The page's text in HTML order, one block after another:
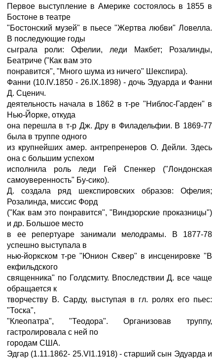
Первое выступление в Америке состоялось в 1855 в
Бостоне в театре
"Бостонский музей" в пьесе "Жертва любви" Ловелла.
В последующие годы
сыграла роли: Офелии, леди Макбет; Розалинды,
Беатриче ("Как вам это
понравится", "Много шума из ничего" Шекспира).
Фанни (10.IV.1850 - 26.IX.1898) - дочь Эдуарда и Фанни
Д. Сценич.
деятельность начала в 1862 в т-ре "Ниблос-Гарден" в
Нью-Йорке, откуда
она перешла в т-р Дж. Дру в Филадельфии. В 1869-77
была в труппе одного
из крупнейших амер. антрепренеров О. Дейли. Здесь
она с большим успехом
исполнила роль леди Гей Спенкер ("Лондонская
самоуверенность" Бу-сико).
Д. создала ряд шекспировских образов: Офелия;
Розалинда, миссис Форд
("Как вам это понравится", "Виндзорские проказницы")
и др. Большое место
в ее репертуаре занимали мелодрамы. В 1877-78
успешно выступала в
нью-йоркском т-ре "Юнион Сквер" в инсценировке "В
екфильдского
священника" по Голдсмиту. Впоследствии Д. все чаще
обращается к
творчеству В. Сарду, выступая в гл. ролях его пьес:
"Тоска",
"Клеопатра", "Теодора". Организовав труппу,
гастролировала с ней по
городам США.
Эдгар (1.11.1862- 25.VI1.1918) - старший сын Эдуарда и